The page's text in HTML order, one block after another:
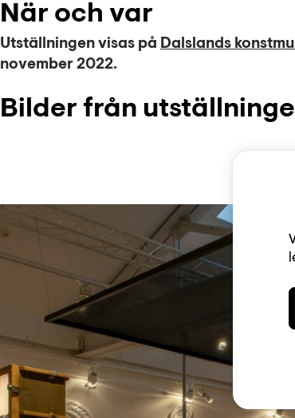
När och var
Utställningen visas på Dalslands
november 2022.
Bilder från